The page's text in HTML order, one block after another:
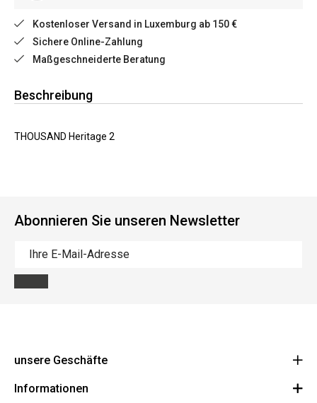
Kostenloser Versand in Luxemburg ab 150 €
Sichere Online-Zahlung
Maßgeschneiderte Beratung
Beschreibung
THOUSAND Heritage 2
Abonnieren Sie unseren Newsletter
unsere Geschäfte
Cycles Arnold Kontz Gare / Bonnevoie
Informationen